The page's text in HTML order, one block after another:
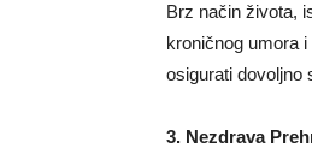
Brz način života,
kroničnog umora
osigurati dovoljno
3. Nezdrava